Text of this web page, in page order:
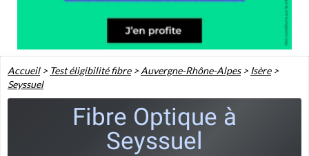
Accueil> Test éligibilité fibre>Auvergne-Rhône-Alpes>Isère>
Seyssuel
Fibre Optique à
Seyssuel